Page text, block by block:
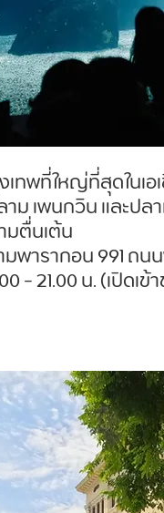
ทพที่ใหญ่ที่สุดในเ
ม เพนกวิน และป
มตื่นเต้น
มพารากอน 991 ถ
- 21.00 น. (เปิด